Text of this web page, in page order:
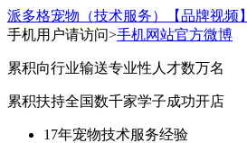
派多格宠物（技术服务）
【品牌视频】
手机用户请访问>手机网站官方微博
累积向行业输送专业性人才数万名
累积扶持全国数千家学子成功开店
17年宠物技术服务经验